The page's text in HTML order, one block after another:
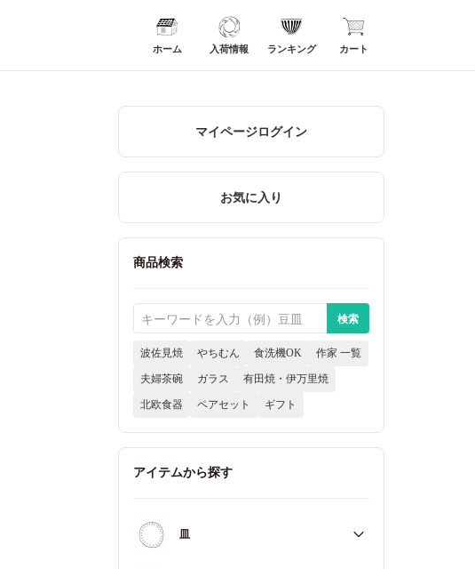
ホーム 入荷情報 ランキング カート
マイページログイン
お気に入り
商品検索
波佐見焼 やちむん 食洗機OK 作家 一覧
夫婦茶碗 ガラス 有田焼・伊万里焼
北欧食器 ペアセット ギフト
アイテムから探す
皿